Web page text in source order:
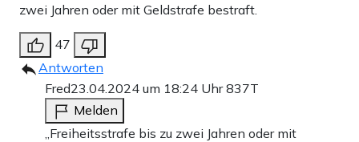
zwei Jahren oder mit Geldstrafe bestraft.
47
Antworten
Fred23.04.2024 um 18:24 Uhr837T
Melden
„Freiheitsstrafe bis zu zwei Jahren oder mit